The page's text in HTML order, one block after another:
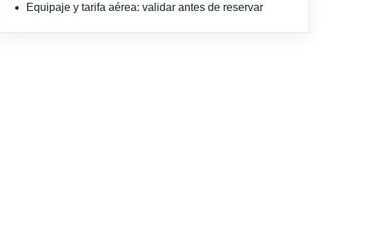
Equipaje y tarifa aérea: validar antes de reservar